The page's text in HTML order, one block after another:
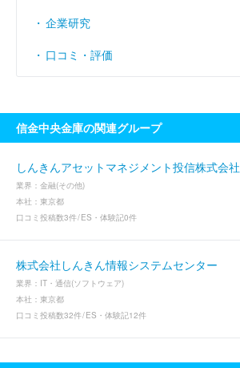
企業研究
口コミ・評価
信金中央金庫の関連グループ
しんきんアセットマネジメント投信株式会社
業界： 金融(その他)
本社： 東京都
口コミ投稿数3件 ES・体験記0件
株式会社しんきん情報システムセンター
業界： IT・通信(ソフトウェア)
本社： 東京都
口コミ投稿数32件 ES・体験記12件